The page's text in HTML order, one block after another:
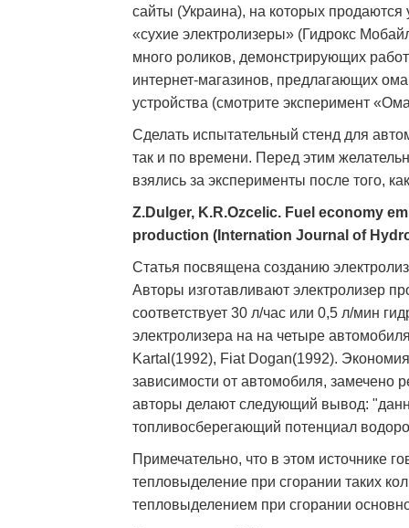
сайты (Украина), на которых
«сухие электролизеры» (Гидрокс
много роликов, демонстрирующих
интернет-магазинов, предлагающих
устройства (смотрите эксперимент
Сделать испытательный стенд для
так и по времени. Перед этим
взялись за эксперименты после того,
Z.Dulger, K.R.Ozcelic. Fuel economy
production (Internation Journal of
Статья посвящена созданию
Авторы изготавливают электролизер
соответствует 30 л/час или 0,5 л/мин
электролизера на на четыре
Kartal(1992), Fiat Dogan(1992).
зависимости от автомобиля, замечено
авторы делают следующий вывод:
топливосберегающий потенциал
Примечательно, что в этом источнике
тепловыделение при сгорании таких
тепловыделением при сгорании